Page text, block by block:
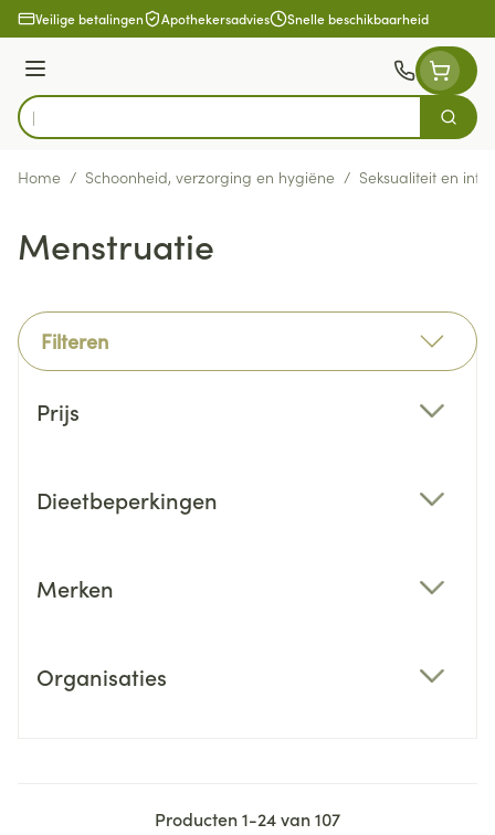
Ga naar de inhoud
Veilige betalingen Apothekersadvies Snelle beschikbaarheid
Menu
Product, merk, categorie...
Zoek
Home / Schoonheid, verzorging en hygiëne / Seksualiteit en
Menstruatie
Filteren
Prijs
Dieetbeperkingen
Merken
Organisaties
Producten1-24van107